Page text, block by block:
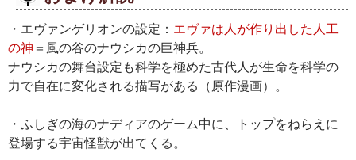
・エヴァンゲリオンの設定： エヴァは人が作り出した人工
の神 ＝風の谷のナウシカの巨神兵。
ナウシカの舞台設定も科学を極めた古代人が生命を科学の
力で自在に変化される描写がある（原作漫画）。
・ふしぎの海のナディアのゲーム中に、トップをねらえに
登場する宇宙怪獣が出てくる。